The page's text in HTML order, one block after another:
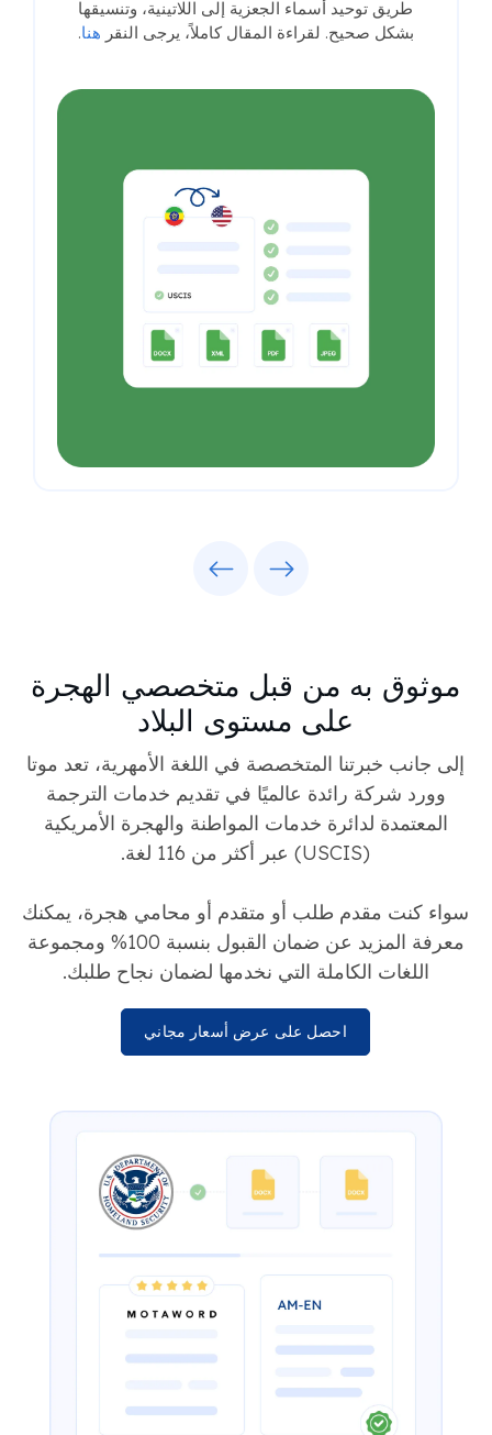
طريق توحيد أسماء الجعزية إلى اللاتينية، وتنسيقها
بشكل صحيح. لقراءة المقال كاملاً، يرجى النقر هنا.
موثوق به من قبل متخصصي الهجرة
على مستوى البلاد
إلى جانب خبرتنا المتخصصة في اللغة الأمهرية، تعد موتا
وورد شركة رائدة عالميًا في تقديم خدمات الترجمة
المعتمدة لدائرة خدمات المواطنة والهجرة الأمريكية
(USCIS) عبر أكثر من 116 لغة.
سواء كنت مقدم طلب أو متقدم أو محامي هجرة، يمكنك
معرفة المزيد عن ضمان القبول بنسبة 100% ومجموعة
اللغات الكاملة التي نخدمها لضمان نجاح طلبك.
احصل على عرض أسعار مجاني